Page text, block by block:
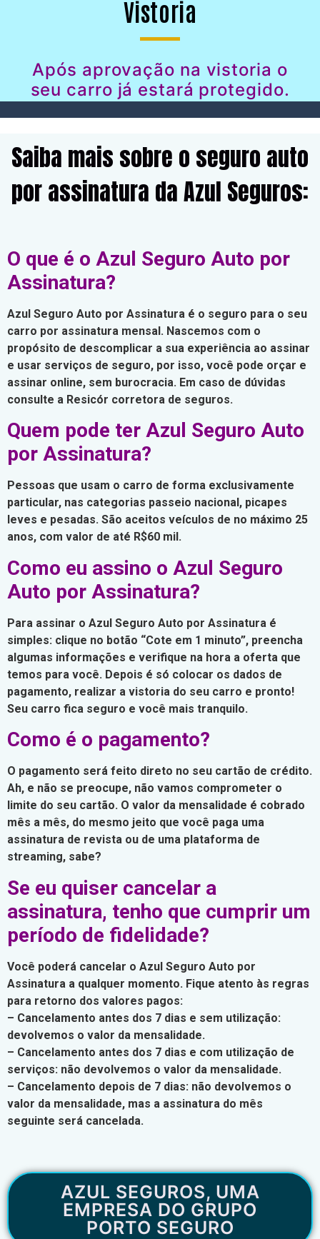
Vistoria
Após aprovação na vistoria o
seu carro já estará protegido.
Saiba mais sobre o seguro auto
por assinatura da Azul Seguros:
O que é o Azul Seguro Auto por
Assinatura?
Azul Seguro Auto por Assinatura é o seguro para o seu
carro por assinatura mensal. Nascemos com o
propósito de descomplicar a sua experiência ao assinar
e usar serviços de seguro, por isso, você pode orçar e
assinar online, sem burocracia. Em caso de dúvidas
consulte a Resicór corretora de seguros.
Quem pode ter Azul Seguro Auto
por Assinatura?
Pessoas que usam o carro de forma exclusivamente
particular, nas categorias passeio nacional, picapes
leves e pesadas. São aceitos veículos de no máximo 25
anos, com valor de até R$60 mil.
Como eu assino o Azul Seguro
Auto por Assinatura?
Para assinar o Azul Seguro Auto por Assinatura é
simples: clique no botão “Cote em 1 minuto”, preencha
algumas informações e verifique na hora a oferta que
temos para você. Depois é só colocar os dados de
pagamento, realizar a vistoria do seu carro e pronto!
Seu carro fica seguro e você mais tranquilo.
Como é o pagamento?
O pagamento será feito direto no seu cartão de crédito.
Ah, e não se preocupe, não vamos comprometer o
limite do seu cartão. O valor da mensalidade é cobrado
mês a mês, do mesmo jeito que você paga uma
assinatura de revista ou de uma plataforma de
streaming, sabe?
Se eu quiser cancelar a
assinatura, tenho que cumprir um
período de fidelidade?
Você poderá cancelar o Azul Seguro Auto por
Assinatura a qualquer momento. Fique atento às regras
para retorno dos valores pagos:
– Cancelamento antes dos 7 dias e sem utilização:
devolvemos o valor da mensalidade.
– Cancelamento antes dos 7 dias e com utilização de
serviços: não devolvemos o valor da mensalidade.
– Cancelamento depois de 7 dias: não devolvemos o
valor da mensalidade, mas a assinatura do mês
seguinte será cancelada.
AZUL SEGUROS, UMA
EMPRESA DO GRUPO
PORTO SEGURO